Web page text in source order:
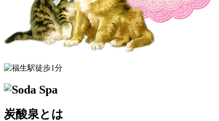
炭酸泉とは